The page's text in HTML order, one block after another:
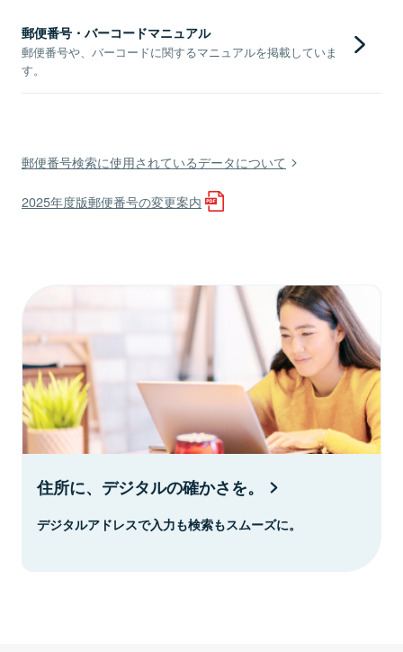
郵便番号・バーコードマニュアル
郵便番号や、バーコードに関するマニュアルを掲載していま
す。
郵便番号検索に使用されているデータについて
2025年度版郵便番号の変更案内
住所に、デジタルの確かさを。
デジタルアドレスで入力も検索もスムーズに。